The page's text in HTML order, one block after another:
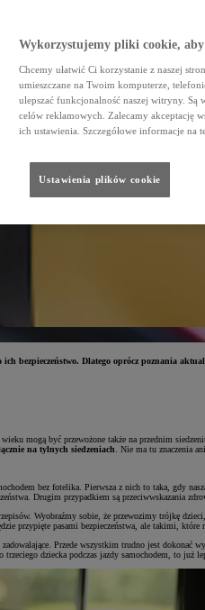
bezpieczeństwo. Dlatego oprócz poznania
mogą być przewożone także na przednim
na tylnych siedzeniach. Nie ma tu znaczenia
bez fotelika. Pierwsza z nich to taka, gdy
Drugim przypadkiem są przeciwwskazania
Wyobraźmy sobie, że przewozimy trójkę
przypięte pasami bezpieczeństwa, ale takimi, które
Przede wszystkim trudno jest
trzeciego dziecka podczas jazdy samochodem, to
Wykorzystujemy pliki cookie,
Chcemy ułatwić Ci korzystanie z naszej
umieszczane na Twoim komputerze,
ulepszać funkcjonalność naszej witryny. Są
celów reklamowych. Zalecamy akceptację
ich ustawienia. Szczegółowe informacje na
Ustawienia plików cookie